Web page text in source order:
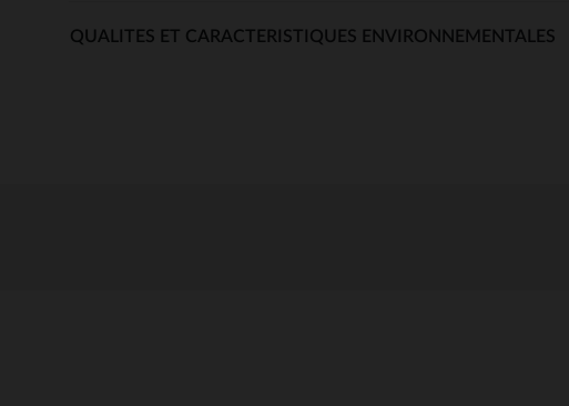
QUALITES ET CARACTERISTIQUES ENVIRONNEMENTALES